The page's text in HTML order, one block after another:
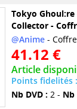
Tokyo Ghoul:re
Collector -
@Anime-
41.12 €
Article
Points fidelités
Nb DVD : 2 - Nb